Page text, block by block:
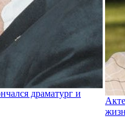
драматург и